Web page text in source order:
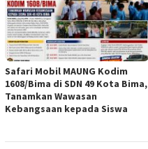
Safari Mobil MAUNG Kodim
1608/Bima di SDN 49 Kota Bima,
Tanamkan Wawasan
Kebangsaan kepada Siswa